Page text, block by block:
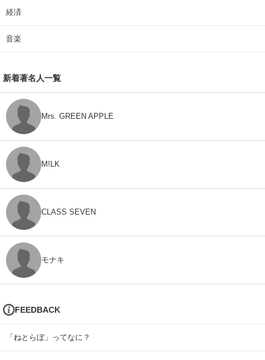
経済
音楽
新着著名人一覧
Mrs. GREEN APPLE
M!LK
CLASS SEVEN
モナキ
FEEDBACK
「ねとらぼ」ってなに？